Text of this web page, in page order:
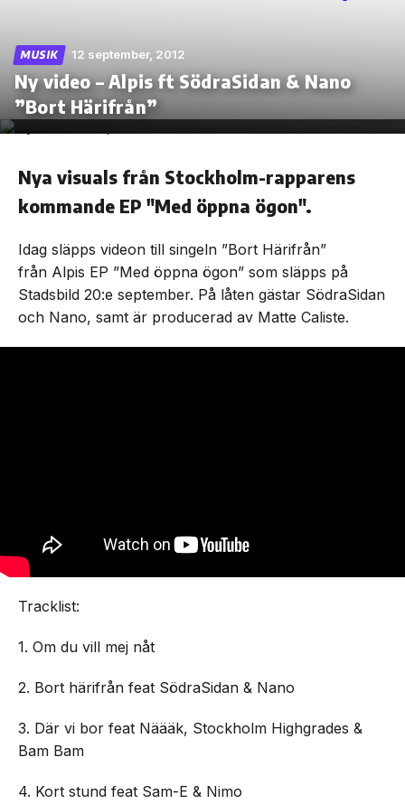
Skip
the
content
MUSIK 12 september, 2012
Ny video – Alpis ft SödraSidan & Nano
”Bort Härifrån”
Nya visuals från Stockholm-rapparens
kommande EP "Med öppna ögon".
Idag släpps videon till singeln ”Bort Härifrån”
från Alpis EP ”Med öppna ögon” som släpps på
Stadsbild 20:e september. På låten gästar SödraSidan
och Nano, samt är producerad av Matte Caliste.
Tracklist:
1. Om du vill mej nåt
2. Bort härifrån feat SödraSidan & Nano
3. Där vi bor feat Näääk, Stockholm Highgrades &
Bam Bam
4. Kort stund feat Sam-E & Nimo